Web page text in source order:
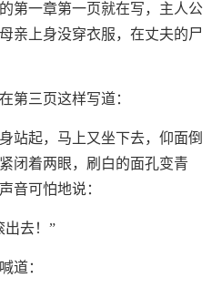
第一章第一页就在写，主人公
亲上身没穿衣服，在丈夫的尸
第三页这样写道：
站起，马上又坐下去，仰面倒
闭着两眼，刷白的面孔变青
音可怕地说：
去！”
道：